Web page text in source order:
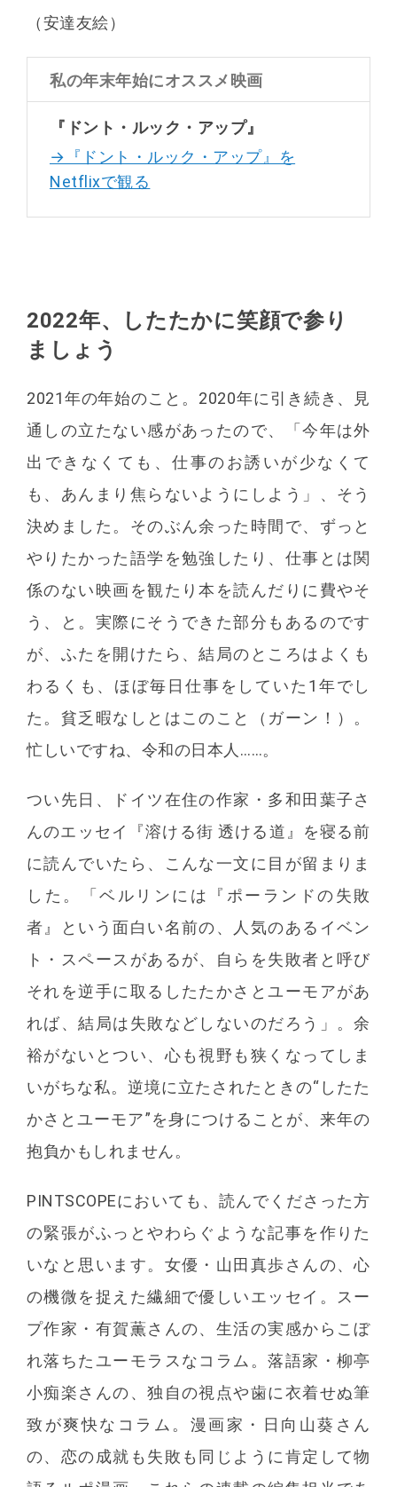
（安達友絵）
私の年末年始にオススメ映画
『ドント・ルック・アップ』
→『ドント・ルック・アップ』を
Netflixで観る
2022年、したたかに笑顔で参り
ましょう
2021年の年始のこと。2020年に引き続き、見
通しの立たない感があったので、「今年は外
出できなくても、仕事のお誘いが少なくて
も、あんまり焦らないようにしよう」、そう
決めました。そのぶん余った時間で、ずっと
やりたかった語学を勉強したり、仕事とは関
係のない映画を観たり本を読んだりに費やそ
う、と。実際にそうできた部分もあるのです
が、ふたを開けたら、結局のところはよくも
わるくも、ほぼ毎日仕事をしていた1年でし
た。貧乏暇なしとはこのこと（ガーン！）。
忙しいですね、令和の日本人……。
つい先日、ドイツ在住の作家・多和田葉子さ
んのエッセイ『溶ける街 透ける道』を寝る前
に読んでいたら、こんな一文に目が留まりま
した。「ベルリンには『ポーランドの失敗
者』という面白い名前の、人気のあるイベン
ト・スペースがあるが、自らを失敗者と呼び
それを逆手に取るしたたかさとユーモアがあ
れば、結局は失敗などしないのだろう」。余
裕がないとつい、心も視野も狭くなってしま
いがちな私。逆境に立たされたときの“したた
かさとユーモア”を身につけることが、来年の
抱負かもしれません。
PINTSCOPEにおいても、読んでくださった方
の緊張がふっとやわらぐような記事を作りた
いなと思います。女優・山田真歩さんの、心
の機微を捉えた繊細で優しいエッセイ。スー
プ作家・有賀薫さんの、生活の実感からこぼ
れ落ちたユーモラスなコラム。落語家・柳亭
小痴楽さんの、独自の視点や歯に衣着せぬ筆
致が爽快なコラム。漫画家・日向山葵さん
の、恋の成就も失敗も同じように肯定して物